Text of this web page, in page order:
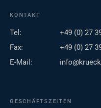
KONTAKT
Tel:
+49 (0) 27
Fax:
+49 (0) 27
E-Mail:
GESCHÄFTSZEITEN